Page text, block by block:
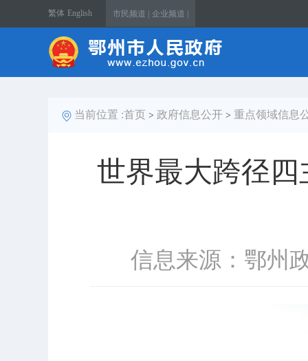
繁体 English 市民频道 | 企业频道 |
当前位置 :首页 > 政府信息公开 > 重点领域信息
世界最大跨径
信息来源：鄂州